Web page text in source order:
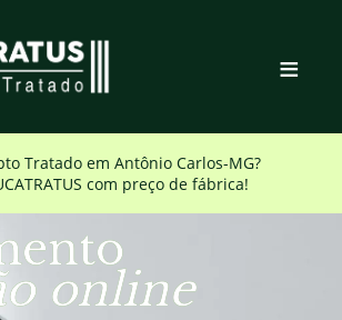
≡
Tratado emAntônio Carlos-MG?
com preço de fábrica!
online